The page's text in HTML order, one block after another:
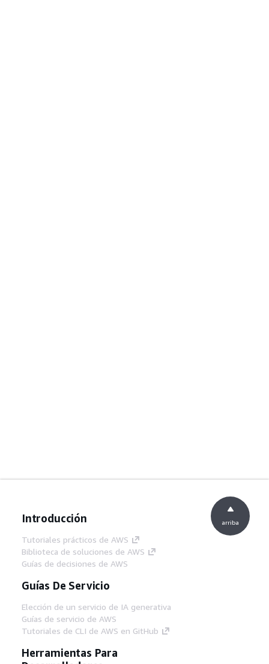
Introducción
Tutoriales prácticos de AWS
Biblioteca de soluciones de AWS
Guías de decisiones de AWS
Guías De Servicio
Elección de un servicio de IA generativa
Guías de servicio de AWS
Tutoriales de CLI de AWS en GitHub
Herramientas Para
arriba